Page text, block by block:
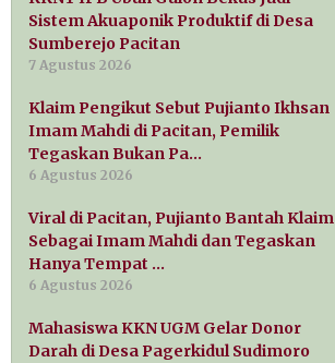
Sistem Akuaponik Produktif di Desa
Sumberejo Pacitan
7 Agustus 2026
Klaim Pengikut Sebut Pujianto Ikhsan
Imam Mahdi di Pacitan, Pemilik
Tegaskan Bukan Pa…
6 Agustus 2026
Viral di Pacitan, Pujianto Bantah Klaim
Sebagai Imam Mahdi dan Tegaskan
Hanya Tempat …
6 Agustus 2026
Mahasiswa KKN UGM Gelar Donor
Darah di Desa Pagerkidul Sudimoro